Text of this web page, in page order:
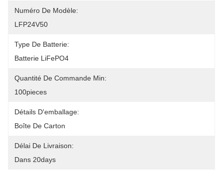
Numéro De Modèle:
LFP24V50
Type De Batterie:
Batterie LiFePO4
Quantité De Commande Min:
100pieces
Détails D'emballage:
Boîte De Carton
Délai De Livraison:
Dans 20days